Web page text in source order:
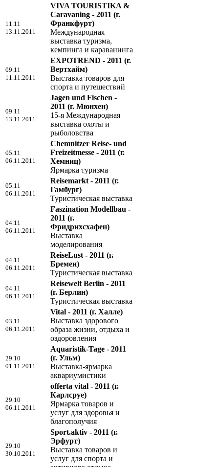
11.11
13.11.2011
VIVA TOURISTIKA &
Caravaning - 2011 (г.
Франкфурт)
Международная
выставка туризма,
кемпинга и караванинга
09.11
11.11.2011
EXPOTREND - 2011 (г.
Вертхайм)
Выставка товаров для
спорта и путешествий
09.11
13.11.2011
Jagen und Fischen -
2011 (г. Мюнхен)
15-я Международная
выставка охоты и
рыболовства
05.11
06.11.2011
Chemnitzer Reise- und
Freizeitmesse - 2011 (г.
Хемниц)
Ярмарка туризма
05.11
06.11.2011
Reisemarkt - 2011 (г.
Гамбург)
Туристическая выставка
04.11
06.11.2011
Faszination Modellbau -
2011 (г.
Фридрихсхафен)
Выставка
моделирования
04.11
06.11.2011
ReiseLust - 2011 (г.
Бремен)
Туристическая выставка
04.11
06.11.2011
Reisewelt Berlin - 2011
(г. Берлин)
Туристическая выставка
03.11
06.11.2011
Vital - 2011 (г. Халле)
Выставка здорового
образа жизни, отдыха и
оздоровления
29.10
01.11.2011
Aquaristik-Tage - 2011
(г. Ульм)
Выставка-ярмарка
аквариумистики
29.10
06.11.2011
offerta vital - 2011 (г.
Карлсруе)
Ярмарка товаров и
услуг для здоровья и
благополучия
29.10
30.10.2011
Sport.aktiv - 2011 (г.
Эрфурт)
Выставка товаров и
услуг для спорта и